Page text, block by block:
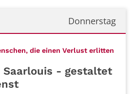
Donnerstag
die einen Verlust erlitten
Saarlouis - gestaltet